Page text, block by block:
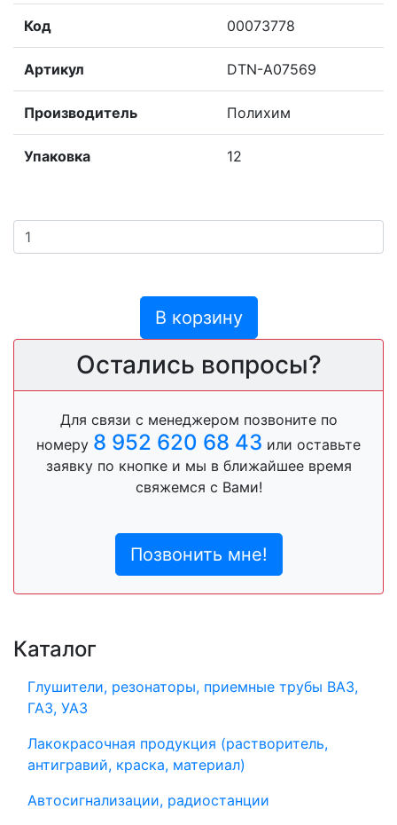
Код 00073778
Артикул DTN-A07569
Производитель Полихим
Упаковка 12
В корзину
Остались вопросы?
Для связи с менеджером позвоните по
номеру 8 952 620 68 43 или оставьте
заявку по кнопке и мы в ближайшее время
свяжемся с Вами!
Позвонить мне!
Каталог
Глушители, резонаторы, приемные трубы ВАЗ,
ГАЗ, УАЗ
Лакокрасочная продукция (растворитель,
антигравий, краска, материал)
Автосигнализации, радиостанции